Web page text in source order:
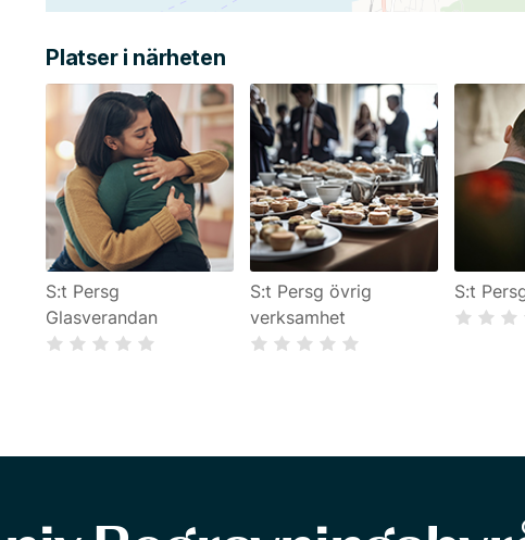
Platser i närheten
S:t Persg
Glasverandan
S:t Persg övrig
verksamhet
S:t